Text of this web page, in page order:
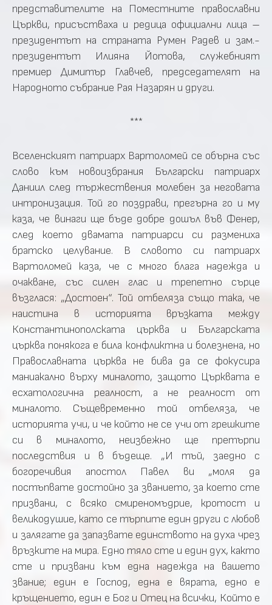
представителите на Поместните православни
Църкви, присъстваха и редица официални лица –
президентът на страната Румен Радев и зам.-
президентът Илияна Йотова, служебният
премиер Димитър Главчев, председателят на
Народното събрание Рая Назарян и други.
***
Вселенският патриарх Вартоломей се обърна със
слово към новоизбрания Български патриарх
Даниил след тържествения молебен за неговата
интронизация. Той го поздрави, прегърна го и му
каза, че винаги ще бъде добре дошъл във Фенер,
след което двамата патриарси си размениха
братско целувание. В словото си патриарх
Вартоломей каза, че с много блага надежда и
очакване, със силен глас и трепетно сърце
възглася: „Достоен“. Той отбеляза също така, че
наистина в историята връзката между
Константинополската църква и Българската
църква понякога е била конфликтна и болезнена, но
Православната църква не бива да се фокусира
маниакално върху миналото, защото Църквата е
есхатологична реалност, а не реалност от
миналото. Същевременно той отбеляза, че
историята учи, и че който не се учи от грешките
си в миналото, неизбежно ще претърпи
последствия и в бъдеще. „И тъй, заедно с
богоречивия апостол Павел ви „моля да
постъпвате достойно за званието, за което сте
призвани, с всяко смиреномъдрие, кротост и
великодушие, като се търпите един други с любов
и залягате да запазвате единството на духа чрез
връзките на мира. Едно тяло сте и един дух, както
сте и призвани към една надежда на вашето
звание; един е Господ, една е вярата, едно е
кръщението, един е Бог и Отец на всички, Който е